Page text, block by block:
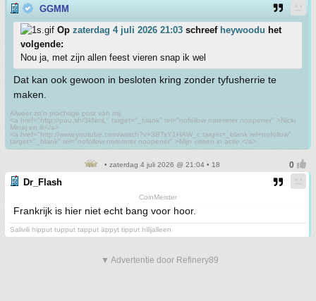
GGMM
Op zaterdag 4 juli 2026 21:03 schreef heywoodu het
volgende:
Nou ja, met zijn allen feest vieren snap ik wel
Dat kan ook gewoon in besloten kring zonder tyfusherrie te
maken.
Alweer zo'n prachtige post van mij.
<a href="http://puu.sh/3kNmL" target="_blank" rel="nofollow norererer noopener" >Nicki
Minaj en ik</a>
<a href="http://www.youtube.com/watch?v=3BTsY1HAW_c target=_blank rel=nofollow"
target="_blank" rel="nofollow norererer noopener" >Mijn vissen in actie.</a>
• zaterdag 4 juli 2026 @ 21:04 • 18
Dr_Flash
CoinMeister
Frankrijk is hier niet echt bang voor hoor.
Salivili hipput tupput tapput äppyt tipput hilijalleen
▼ Advertentie door Refinery89